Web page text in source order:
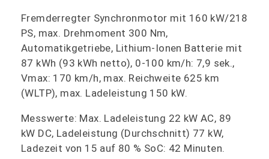
Fremderregter Synchronmotor mit 160 kW/218
PS, max. Drehmoment 300 Nm,
Automatikgetriebe, Lithium-Ionen Batterie mit
87 kWh (93 kWh netto), 0-100 km/h: 7,9 sek.,
Vmax: 170 km/h, max. Reichweite 625 km
(WLTP), max. Ladeleistung 150 kW.
Messwerte: Max. Ladeleistung 22 kW AC, 89
kW DC, Ladeleistung (Durchschnitt) 77 kW,
Ladezeit von 15 auf 80 % SoC: 42 Minuten.